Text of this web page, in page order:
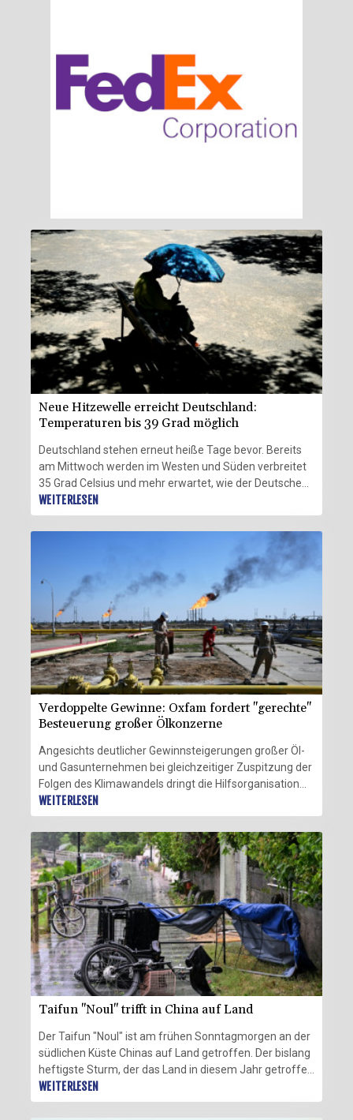
Neue Hitzewelle erreicht Deutschland:
Temperaturen bis 39 Grad möglich
Deutschland stehen erneut heiße Tage bevor. Bereits
am Mittwoch werden im Westen und Süden verbreitet
35 Grad Celsius und mehr erwartet, wie der Deutsche
Wetterdienstes (DWD) in Offenbach am Dienstag
mitteilte. Die Meteorologen warnten für diese
Landesteile ab Mittwochvormittag vor starker Hitze.
Am Donnerstag steuert die Hitzewelle dann mit örtlich
bis zu 39 Grad auf ihren Höhepunkt zu.
WEITERLESEN
Verdoppelte Gewinne: Oxfam fordert "gerechte"
Besteuerung großer Ölkonzerne
Angesichts deutlicher Gewinnsteigerungen großer Öl-
und Gasunternehmen bei gleichzeitiger Zuspitzung der
Folgen des Klimawandels dringt die Hilfsorganisation
Oxfam auf eine stärkere Beteiligung der Konzerne. Die
sechs größten fossilen Energieunternehmen würden
ihren Nettogewinn im zweiten Quartal 2026 im
Vergleich zum ersten Quartal "voraussichtlich fast
verdoppeln", erklärte Oxfam am Dienstag. Die Gewinne
von BP, Chevron, Eni, ExxonMobil, Shell und
TotalEnergies steigen demnach von 23 auf 45
Milliarden Dollar (39,6 Milliarden Euro).
WEITERLESEN
Taifun "Noul" trifft in China auf Land
Der Taifun "Noul" ist am frühen Sonntagmorgen an der
südlichen Küste Chinas auf Land getroffen. Der bislang
heftigste Sturm, der das Land in diesem Jahr getroffen
hat, erreichte das Festland nahe der Stadt Pinghai in
der Provinz Guangdong, etwa 80 Kilometer nordöstlich
WEITERLESEN